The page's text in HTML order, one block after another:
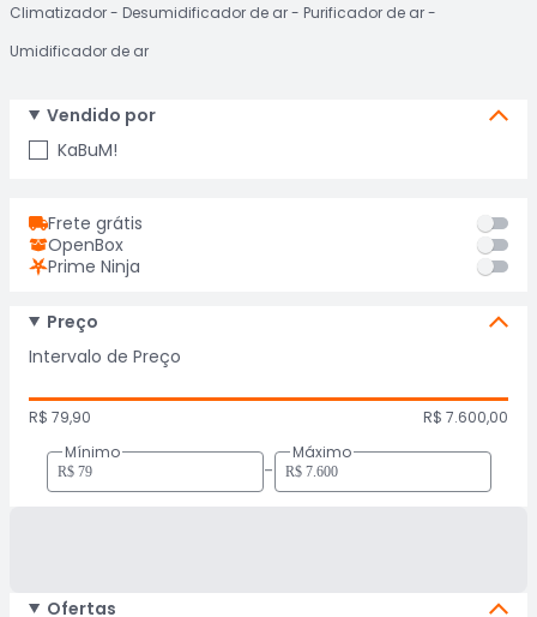
Climatizador Desumidificador de ar
Purificador de ar
Umidificador de ar
Vendido por
KaBuM!
Frete grátis
OpenBox
Prime Ninja
Preço
Intervalo de Preço
R$ 79,90
R$ 7.600,00
Mínimo
-
Máximo
Ofertas